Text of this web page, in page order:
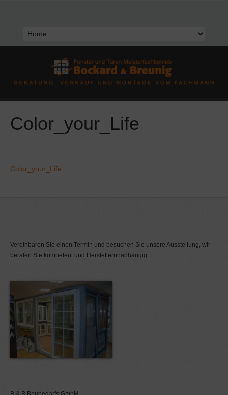
Color_your_Life
Color_your_Life
Vereinbaren Sie einen Termin und besuchen Sie unsere Ausstellung, wir
beraten Sie kompetent und Herstellerunabhängig.